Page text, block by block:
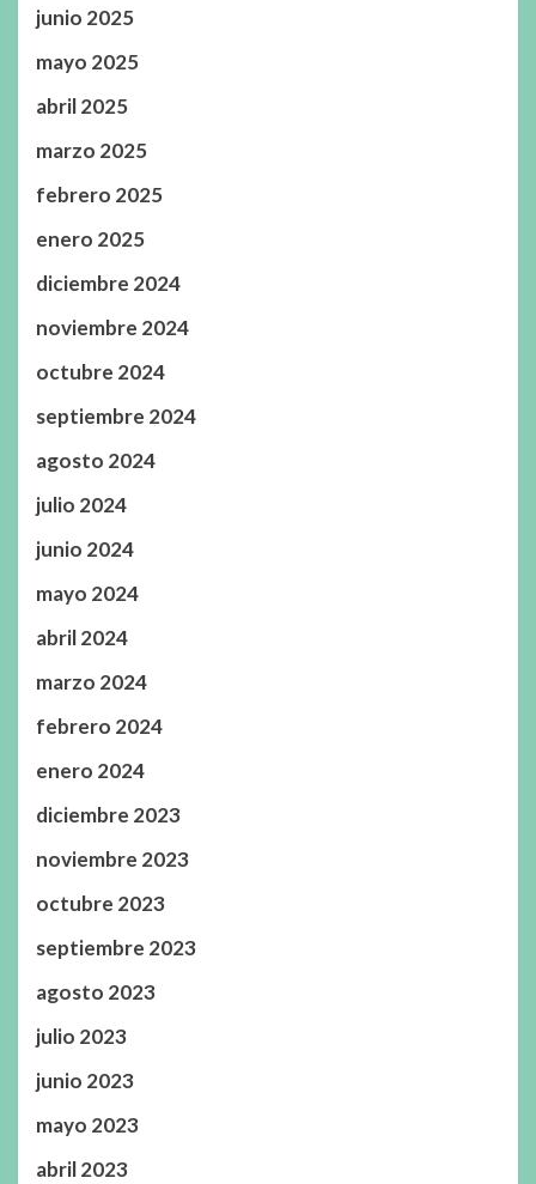
junio 2025
mayo 2025
abril 2025
marzo 2025
febrero 2025
enero 2025
diciembre 2024
noviembre 2024
octubre 2024
septiembre 2024
agosto 2024
julio 2024
junio 2024
mayo 2024
abril 2024
marzo 2024
febrero 2024
enero 2024
diciembre 2023
noviembre 2023
octubre 2023
septiembre 2023
agosto 2023
julio 2023
junio 2023
mayo 2023
abril 2023